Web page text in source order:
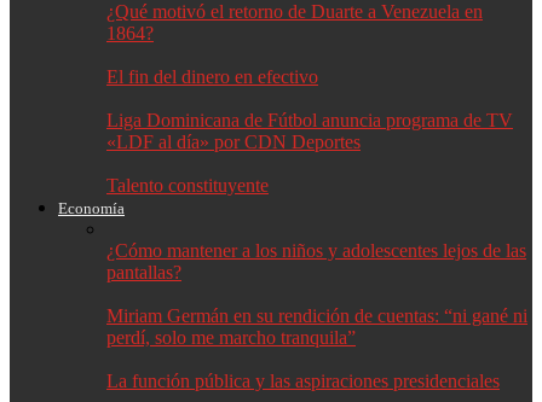
¿Qué motivó el retorno de Duarte a Venezuela en
1864?
El fin del dinero en efectivo
Liga Dominicana de Fútbol anuncia programa de TV
«LDF al día» por CDN Deportes
Talento constituyente
Economía
¿Cómo mantener a los niños y adolescentes lejos de las
pantallas?
Miriam Germán en su rendición de cuentas: “ni gané ni
perdí, solo me marcho tranquila”
La función pública y las aspiraciones presidenciales